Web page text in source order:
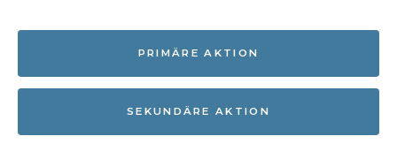
PRIMÄRE AKTION
SEKUNDÄRE AKTION